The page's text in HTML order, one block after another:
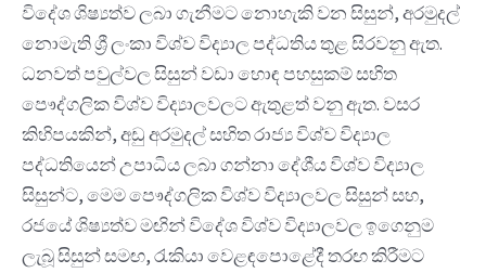
විදේශ ශිෂ්‍යත්ව ලබා ගැනීමට නොහැකි වන සිසුන්, අරමුදල්
නොමැති ශ්‍රී ලංකා විශ්ව විද්‍යාල පද්ධතිය තුළ සිරවනු ඇත.
ධනවත් පවුල්වල සිසුන් වඩා හොඳ පහසුකම් සහිත
පෞද්ගලික විශ්ව විද්‍යාලවලට ඇතුළත් වනු ඇත. වසර
කිහිපයකින්, අඩු අරමුදල් සහිත රාජ්‍ය විශ්ව විද්‍යාල
පද්ධතියෙන් උපාධිය ලබා ගන්නා දේශීය විශ්ව විද්‍යාල
සිසුන්ට, මෙම පෞද්ගලික විශ්ව විද්‍යාලවල සිසුන් සහ,
රජයේ ශිෂ්‍යත්ව මඟින් විදේශ විශ්ව විද්‍යාලවල ඉගෙනුම
ලැබූ සිසුන් සමඟ, රැකියා වෙළඳපොළේදී තරඟ කිරීමට